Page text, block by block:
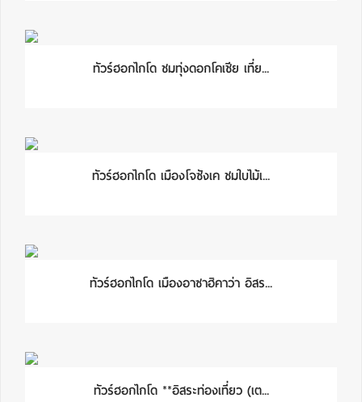
ทัวร์ฮอกไกโด ชมทุ่งดอกโคเชีย เที่ย...
ทัวร์ฮอกไกโด เมืองโจซังเค ชมใบไม้เ...
ทัวร์ฮอกไกโด เมืองอาซาฮิคาว่า อิสร...
ทัวร์ฮอกไกโด **อิสระท่องเที่ยว (เต...